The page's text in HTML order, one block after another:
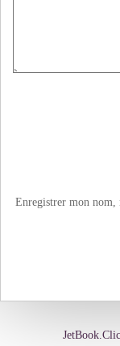
Enregistrer mon nom,